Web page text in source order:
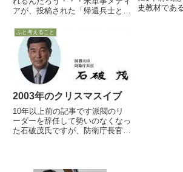
アが、投稿された「帰還兵士と犬
していますファイルを開いて合計
9分間の映像らしいと判り、適当
にスキップしながら「しむら動物
園」のつもりで眺めるか・・...
史教材であ
ふと考えること
2003年のクリスマスイブ
10年以上前の記事です派閥のリ
ーダーを辞任して勢いのなくなっ
た石破茂氏ですが、防衛庁長官と
った自筆文章として話題を呼びま